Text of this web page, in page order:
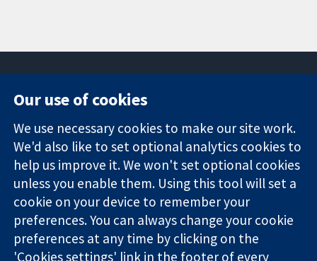
Trusted
evidence.
Informed
decisions.
Better health.
Square
London
W1G 0AN
Inggris
News
Press office
About us
Jobs
Cochrane
Library
Our use of cookies
We use necessary cookies to make our site work.
We'd also like to set optional analytics cookies to
help us improve it. We won't set optional cookies
unless you enable them. Using this tool will set a
cookie on your device to remember your
preferences. You can always change your cookie
preferences at any time by clicking on the
'Cookies settings' link in the footer of every